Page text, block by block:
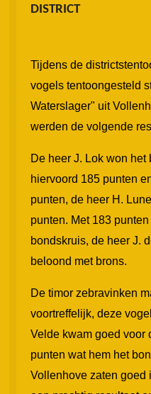
DISTRICT
Tijdens de
vogels tentoongesteld
Waterslager" uit
werden de volgende
De heer J. Lok won
hiervoord 185 punten
punten, de heer H.
punten. Met 183
bondskruis, de heer J.
beloond met brons.
De timor zebravinken
voortreffelijk, deze
Velde kwam goed voor
punten wat hem het
Vollenhove zaten goed